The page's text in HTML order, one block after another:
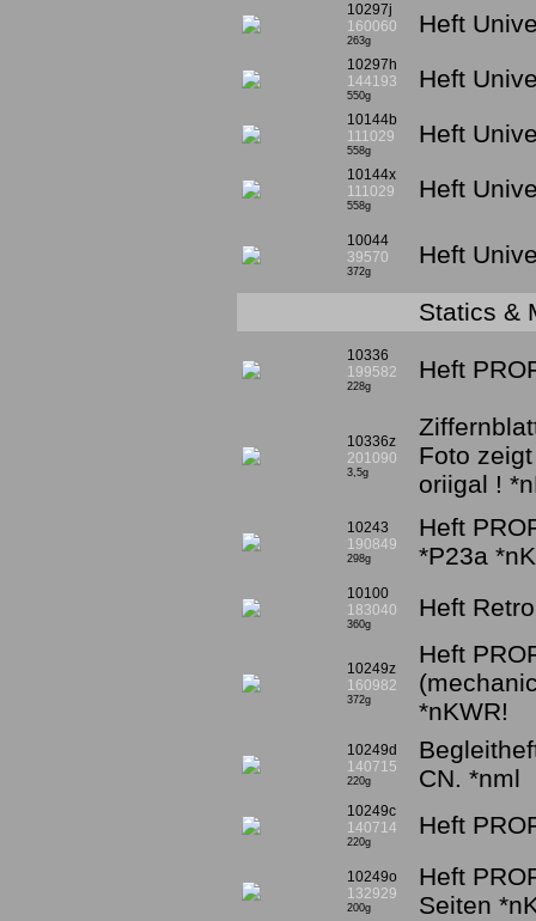
10297j
160060
263g
Heft
10297h
144193
550g
Heft
10144b
111029
558g
Heft
10144x
111029
558g
Heft
10044
39570
372g
Heft
Statics &
10336
199582
228g
Heft
10336z
201090
3,5g
Foto
oriigal !
10243
190849
298g
Heft
*P23a
10100
183040
360g
Heft
10249z
160982
372g
Heft
*nKWR!
10249d
140715
220g
CN. *nml
10249c
140714
220g
Heft
10249o
132929
200g
Heft
Seiten